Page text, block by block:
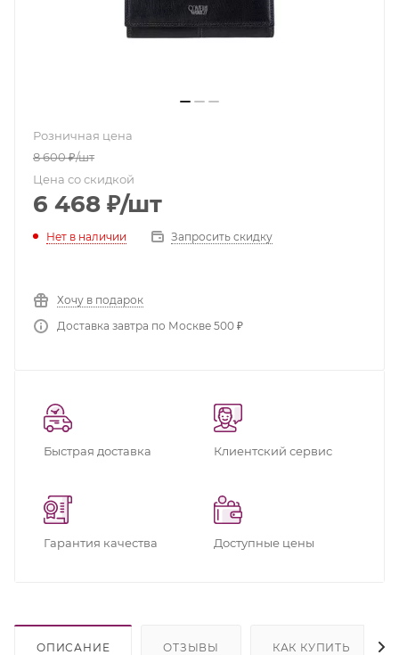
Розничная цена
8 600₽/шт
Цена со скидкой
6 468 ₽/шт
Нет в наличии Запросить скидку
Хочу в подарок
Доставка завтра по Москве 500 ₽
Быстрая доставка Клиентский сервис
Гарантия качества Доступные цены
ОПИСАНИЕ ОТЗЫВЫ КАК КУПИТЬ